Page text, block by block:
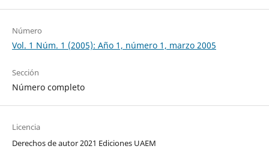
Número
Vol. 1 Núm. 1 (2005): Año 1, número 1, marzo 2005
Sección
Número completo
Licencia
Derechos de autor 2021 Ediciones UAEM